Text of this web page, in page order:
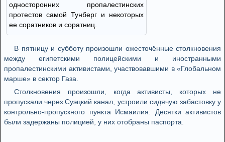
односторонних пропалестинских
протестов самой Тунберг и некоторых
ее соратников и соратниц.
В пятницу и субботу произошли ожесточённые столкновения
между египетскими полицейскими и иностранными
пропалестинскими активистами, участвовавшими в «Глобальном
марше» в сектор Газа.
Столкновения произошли, когда активисты, которых не
пропускали через Суэцкий канал, устроили сидячую забастовку у
контрольно-пропускного пункта Исмаилия. Десятки активистов
были задержаны полицией, у них отобраны паспорта.